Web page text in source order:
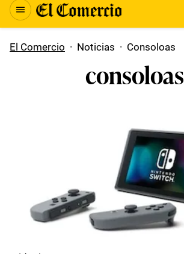
El Comercio · Noticias · Consoloas
consoloas